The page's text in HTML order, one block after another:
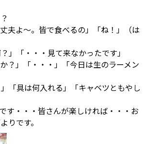
夫よ～。皆で食べるの」「ね！」（は
」「・・・見て来なかったです」
？」「・・・」「今日は生のラーメン
「具は何入れる」「キャベツともやし
す・・・皆さんが楽しければ・・・お
りです。